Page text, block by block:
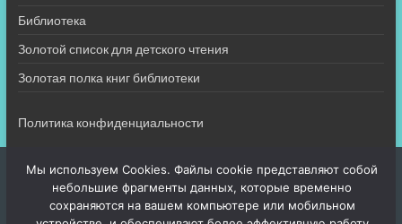
Библиотека
Золотой список для детского чтения
Золотая полка книг библиотеки
Политика конфиденциальности
Мы используем Cookies. Файлы cookie представляют собой
небольшие фрагменты данных, которые временно
сохраняются на вашем компьютере или мобильном